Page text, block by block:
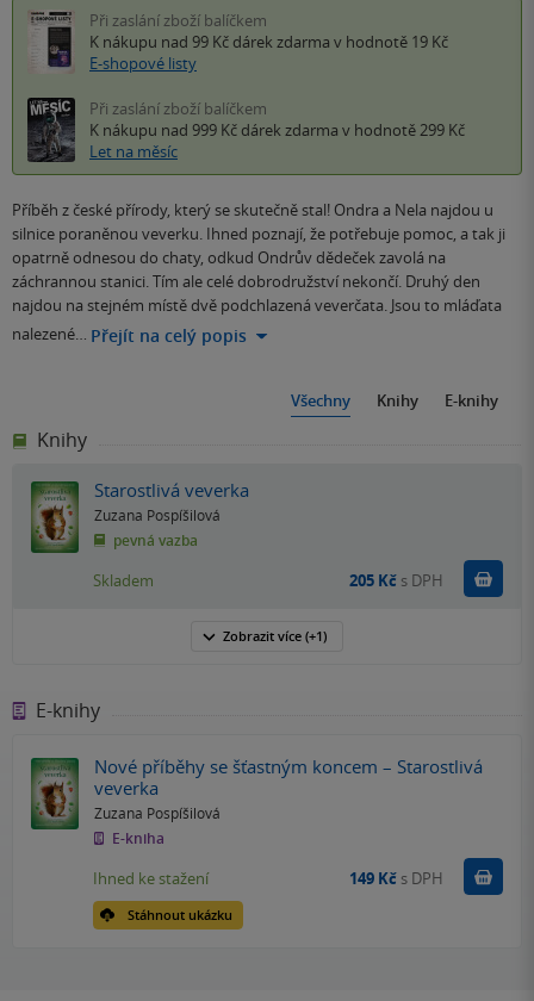
Při zaslání zboží balíčkem
K nákupu nad 99 Kč dárek zdarma v hodnotě 19 Kč
E-shopové listy
Při zaslání zboží balíčkem
K nákupu nad 999 Kč dárek zdarma v hodnotě 299 Kč
Let na měsíc
Příběh z české přírody, který se skutečně stal! Ondra a Nela najdou u
silnice poraněnou veverku. Ihned poznají, že potřebuje pomoc, a tak ji
opatrně odnesou do chaty, odkud Ondrův dědeček zavolá na
záchrannou stanici. Tím ale celé dobrodružství nekončí. Druhý den
najdou na stejném místě dvě podchlazená veverčata. Jsou to mláďata
nalezené… Přejít na celý popis
Všechny Knihy E-knihy
Knihy
Starostlivá veverka
Zuzana Pospíšilová
pevná vazba
Skladem 205 Kč s DPH
Zobrazit více (+1)
E-knihy
Nové příběhy se šťastným koncem – Starostlivá
veverka
Zuzana Pospíšilová
E-kniha
Stáhnout ukázku
Ihned ke stažení 149 Kč s DPH Koupit